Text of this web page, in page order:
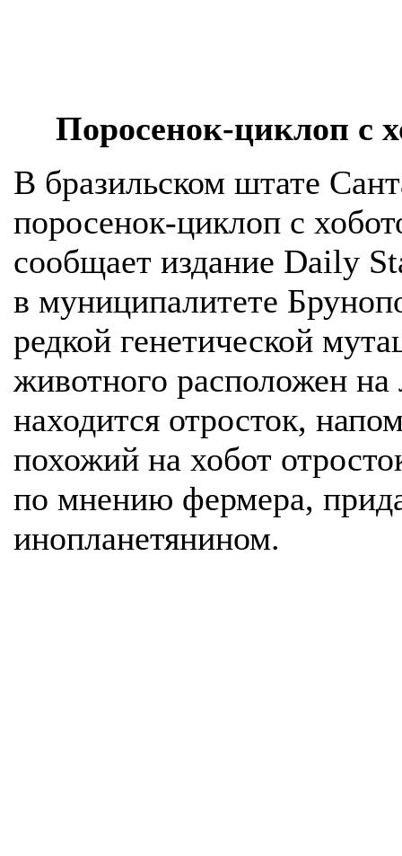
Поросенок-циклоп с
В бразильском штате
поросенок-циклоп с
сообщает издание Daily
в муниципалитете
редкой генетической
животного расположен на
находится отросток,
похожий на хобот
по мнению фермера,
инопланетянином.